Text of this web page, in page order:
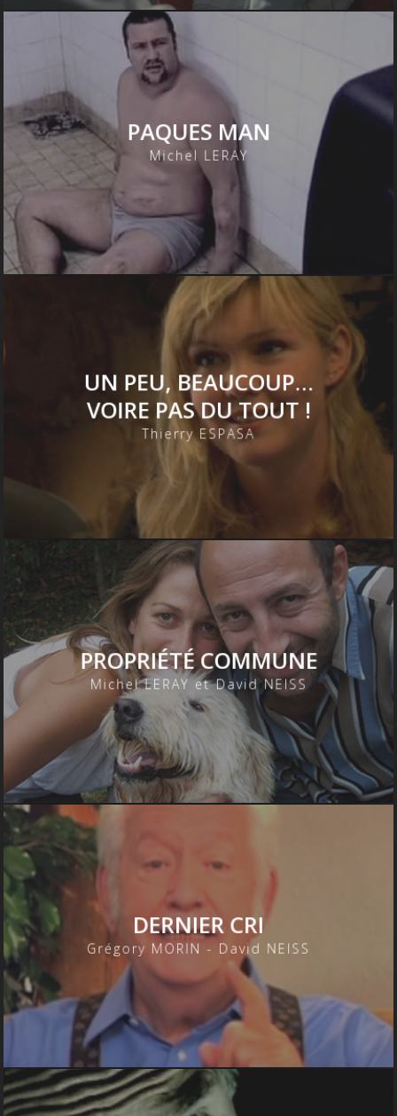
PAQUES MAN
Michel LERAY
UN PEU, BEAUCOUP…
VOIRE PAS DU TOUT !
PROPRIÉTÉ COMMUNE
Michel LERAY et David NEISS
DERNIER CRI
Grégory MORIN - David NEISS